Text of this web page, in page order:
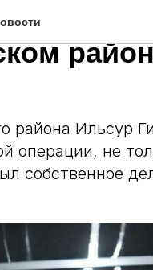
района Ильсур
операции, не
собственное